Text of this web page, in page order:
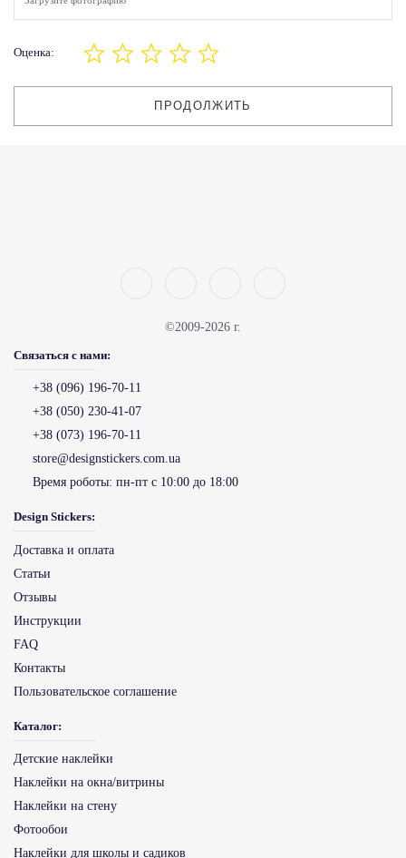
Оценка:
ПРОДОЛЖИТЬ
©2009-2026 г.
Связаться с нами:
+38 (096) 196-70-11
+38 (050) 230-41-07
+38 (073) 196-70-11
store@designstickers.com.ua
Время роботы: пн-пт с 10:00 до 18:00
Design Stickers:
Доставка и оплата
Статьи
Отзывы
Инструкции
FAQ
Контакты
Пользовательское соглашение
Каталог:
Детские наклейки
Наклейки на окна/витрины
Наклейки на стену
Фотообои
Наклейки для школы и садиков